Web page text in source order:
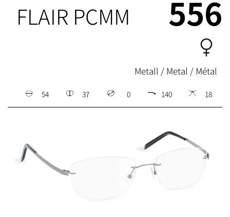
FLAIR PCMM 556
Metall / Metal / Métal
54 37 0 140 18